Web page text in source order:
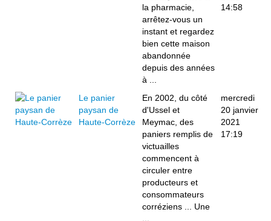
la pharmacie,
arrêtez-vous un
instant et regardez
bien cette maison
abandonnée
depuis des années
à ...
14:58
Le panier
paysan de
Haute-Corrèze
En 2002, du côté
d'Ussel et
Meymac, des
paniers remplis de
victuailles
commencent à
circuler entre
producteurs et
consommateurs
corréziens ... Une
mercredi
20 janvier
2021
17:19